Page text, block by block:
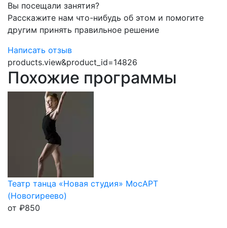
Вы посещали занятия?
Расскажите нам что-нибудь об этом и помогите
другим принять правильное решение
Написать отзыв
products.view&product_id=14826
Похожие программы
Театр танца «Новая студия» МосАРТ
(Новогиреево)
от ₽850